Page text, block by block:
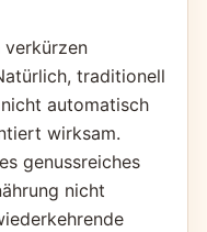
verkürzen
traditionell
automatisch
wirksam.
genussreiches
nicht